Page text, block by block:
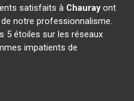
satisfaits à Chaurayont
notre professionnalisme.
5 étoiles sur les réseaux
impatients de